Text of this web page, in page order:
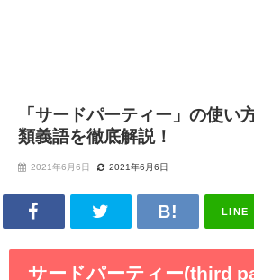
「サードパーティー」の使い
類義語を徹底解説！
2021年6月6日 2021年6月6日
LINE
サードパーティー(third